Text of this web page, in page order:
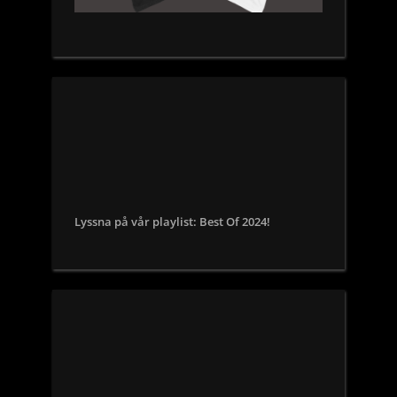
Lyssna på vår playlist: Best Of 2024!